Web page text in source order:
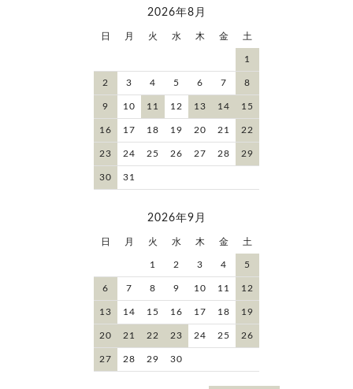
2026年8月
日 月 火 水 木 金 土
1
2 3 4 5 6 7 8
9 10 11 12 13 14 15
16 17 18 19 20 21 22
23 24 25 26 27 28 29
30 31
2026年9月
日 月 火 水 木 金 土
1 2 3 4 5
6 7 8 9 10 11 12
13 14 15 16 17 18 19
20 21 22 23 24 25 26
27 28 29 30